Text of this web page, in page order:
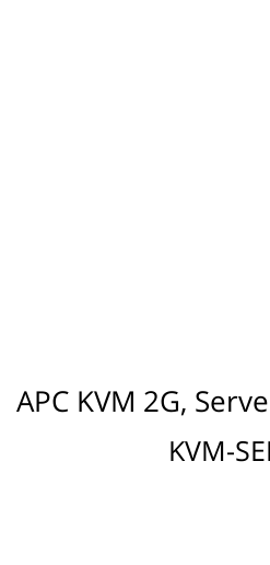
APC KVM 2G,
KVM-